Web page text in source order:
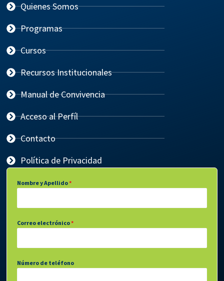
Quienes Somos
Programas
Cursos
Recursos Institucionales
Manual de Convivencia
Acceso al Perfíl
Contacto
Política de Privacidad
Nombre y Apellido*
Correo electrónico*
Número de teléfono